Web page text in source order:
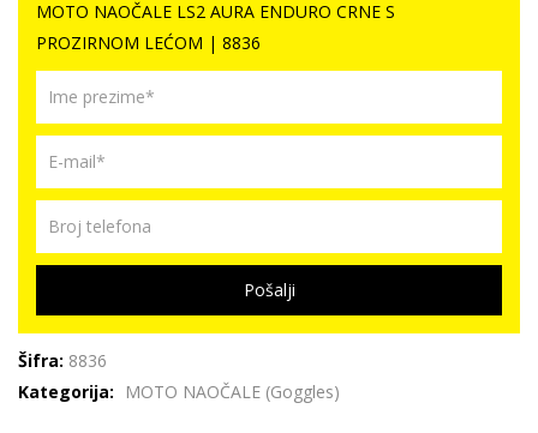
MOTO NAOČALE LS2 AURA ENDURO CRNE S
PROZIRNOM LEĆOM | 8836
Pošalji
Šifra: 8836
Kategorija:
MOTO NAOČALE (Goggles)